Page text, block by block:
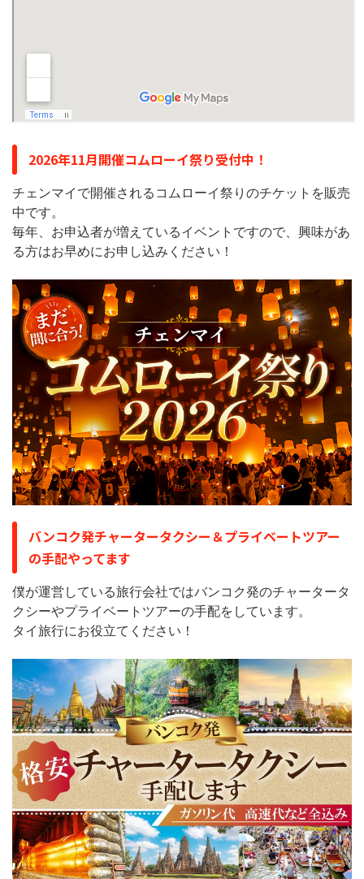
2026年11月開催コムローイ祭り受付中！
チェンマイで開催されるコムローイ祭りのチケットを販売
中です。
毎年、お申込者が増えているイベントですので、興味があ
る方はお早めにお申し込みください！
バンコク発チャータータクシー＆プライベートツアー
の手配やってます
僕が運営している旅行会社ではバンコク発のチャータータ
クシーやプライベートツアーの手配をしています。
タイ旅行にお役立てください！